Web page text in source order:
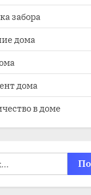
забора
дома
дома
в доме